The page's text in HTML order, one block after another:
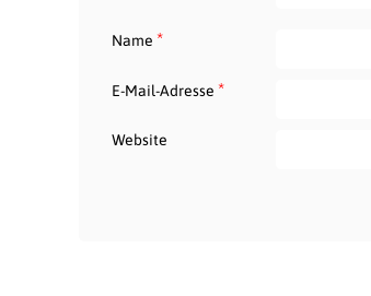
Name *
E-Mail-Adresse *
Website